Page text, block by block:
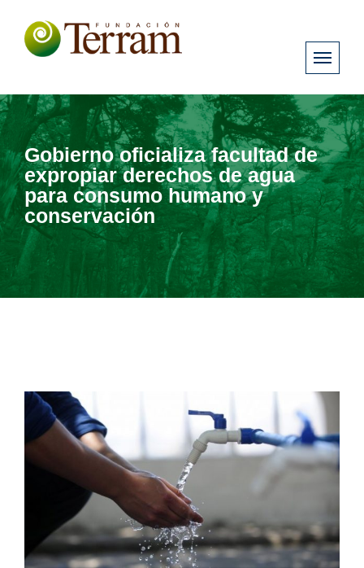
Gobierno oficializa facultad de
expropiar derechos de agua
para consumo humano y
conservación